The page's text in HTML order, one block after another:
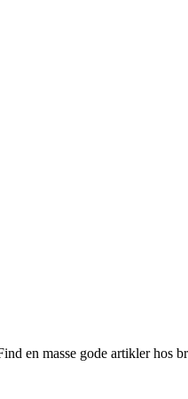
en masse gode artikler hos